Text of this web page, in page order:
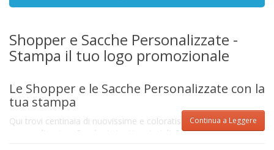
Shopper e Sacche Personalizzate -
Stampa il tuo logo promozionale
Le Shopper e le Sacche Personalizzate con la
tua stampa
Qui trovi centinaia di nuovissime e coloratissime Shopper
personalizzate e Sacche in tanti materiali. Scegli tra quelle in
Continua a Leggere